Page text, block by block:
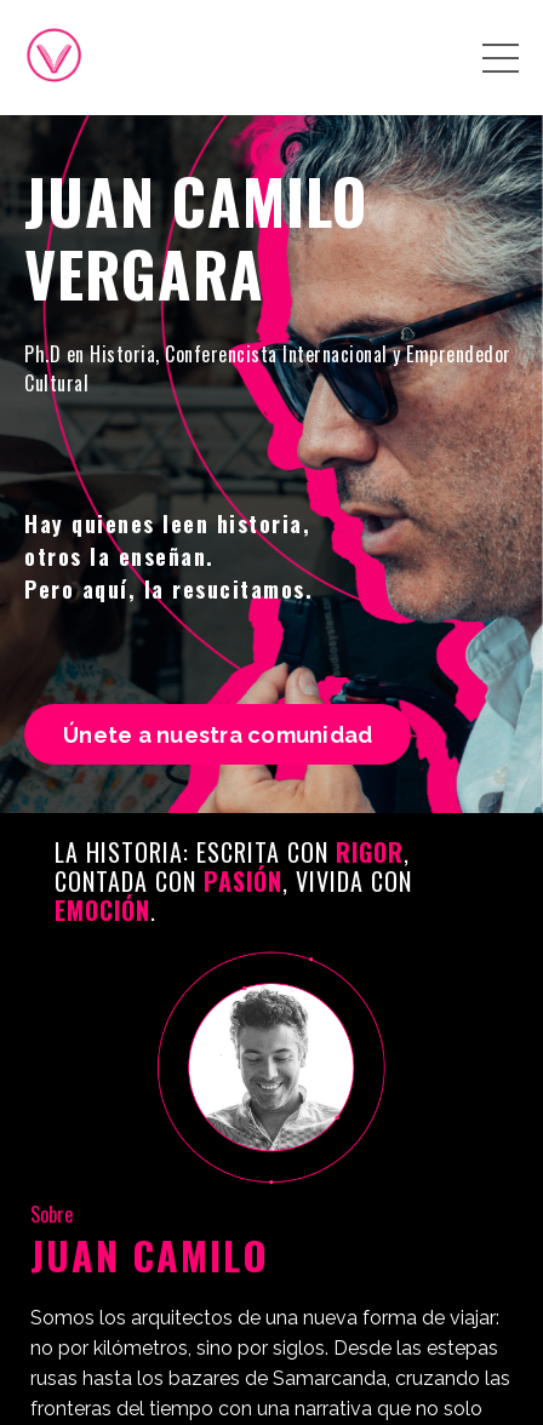
JUAN CAMILO
VERGARA
Ph.D en Historia, Conferencista Internacional y Emprendedor
Cultural
Hay quienes leen historia,
otros la enseñan.
Pero aquí, la resucitamos.
Únete a nuestra comunidad
LA HISTORIA: ESCRITA CON RIGOR,
CONTADA CON PASIÓN, VIVIDA CON
EMOCIÓN.
Sobre
JUAN CAMILO
Somos los arquitectos de una nueva forma de viajar:
no por kilómetros, sino por siglos. Desde las estepas
rusas hasta los bazares de Samarcanda, cruzando las
fronteras del tiempo con una narrativa que no solo